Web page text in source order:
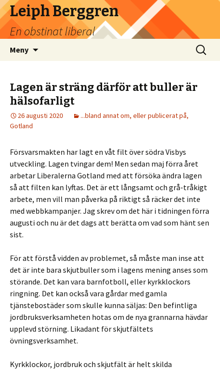
Leiph Berggren
En obstinat liberal
Meny
Sök
efter:
Lagen är sträng därför att buller är
hälsofarligt
26 augusti 2020
...bland annat om, eller publicerat på,
Gotland
Försvarsmakten har lagt en våt filt över södra Visbys
utveckling. Lagen tvingar dem! Men sedan maj förra året
arbetar Liberalerna Gotland med att försöka ändra lagen
så att filten kan lyftas. Det är ett långsamt och grå-tråkigt
arbete, men vill man påverka på riktigt så räcker det inte
med webbkampanjer. Jag skrev om det här i tidningen förra
augusti och nu är det dags att berätta om vad som hänt sen
sist.
För att förstå vidden av problemet, så måste man inse att
det är inte bara skjutbuller som i lagens mening anses som
störande. Det kan vara barnfotboll, eller kyrkklockors
ringning. Det kan också vara gårdar med gamla
tjänstebostäder som skulle kunna säljas: Den befintliga
jordbruksverksamheten hotas om de nya grannarna hävdar
upplevd störning. Likadant för skjutfältets
övningsverksamhet.
Kyrkklockor, jordbruk och skjutfält är helt skilda